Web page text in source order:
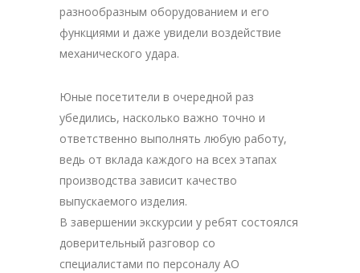
разнообразным оборудованием и его
функциями и даже увидели воздействие
механического удара.
Юные посетители в очередной раз
убедились, насколько важно точно и
ответственно выполнять любую работу,
ведь от вклада каждого на всех этапах
производства зависит качество
выпускаемого изделия.
В завершении экскурсии у ребят состоялся
доверительный разговор со
специалистами по персоналу АО